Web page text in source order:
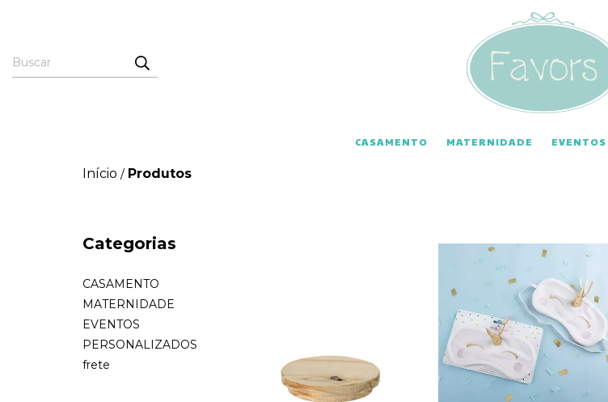
CASAMENTO MATERNIDADE EVENTOS
Início / Produtos
Categorias
CASAMENTO
MATERNIDADE
EVENTOS
PERSONALIZADOS
frete